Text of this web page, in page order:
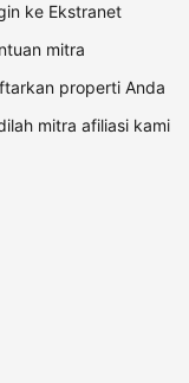
ke Ekstranet
mitra
properti Anda
mitra afiliasi kami